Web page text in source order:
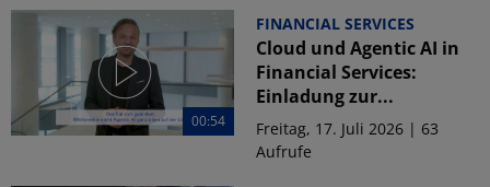
00:54
FINANCIAL SERVICES
Cloud und Agentic AI in
Financial Services:
Einladung zur...
Freitag, 17. Juli 2026 | 63
Aufrufe